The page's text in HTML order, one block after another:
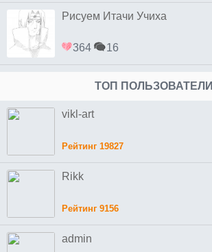
Рисуем Итачи Учиха
364 16
ТОП ПОЛЬЗОВАТЕЛИ
vikl-art
Рейтинг 19827
Rikk
Рейтинг 9156
admin